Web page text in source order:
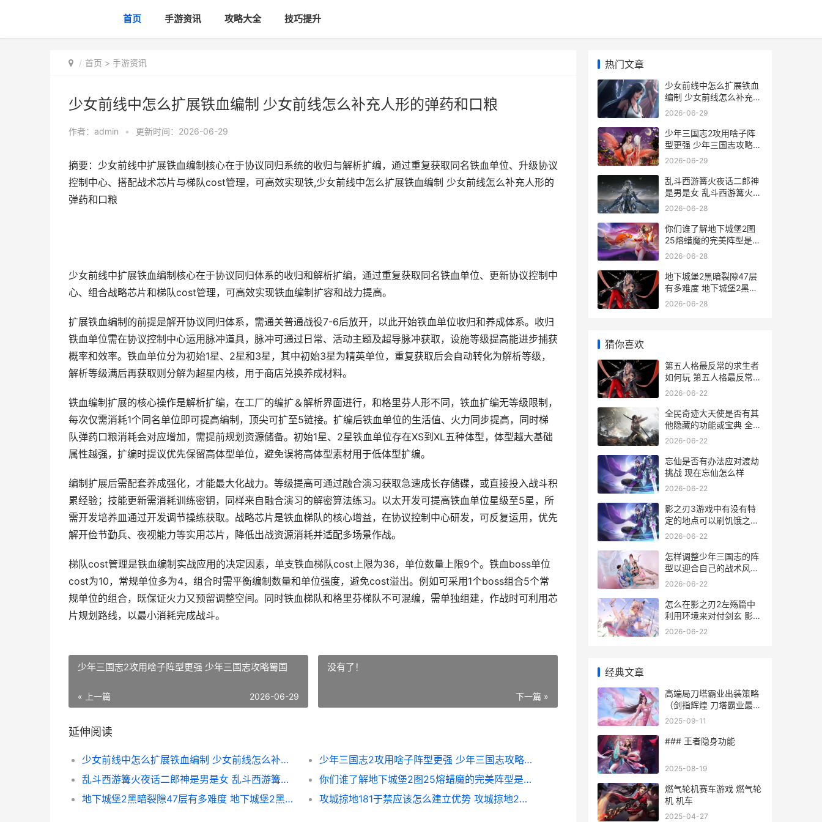
首页 手游资讯 攻略大全 技巧提升
首页 > 手游资讯
少女前线中怎么扩展铁血编制 少女前线怎么补充人形的弹药和口粮
作者： admin • 更新时间：2026-06-29
摘要：少女前线中扩展铁血编制核心在于协议同归系统的收归与解析扩编，通过重复获取同名铁血单位、升级协议
控制中心、搭配战术芯片与梯队cost管理，可高效实现铁,少女前线中怎么扩展铁血编制 少女前线怎么补充人形的
弹药和口粮
少女前线中扩展铁血编制核心在于协议同归体系的收归和解析扩编，通过重复获取同名铁血单位、更新协议控制中
心、组合战略芯片和梯队cost管理，可高效实现铁血编制扩容和战力提高。
扩展铁血编制的前提是解开协议同归体系，需通关普通战役7-6后放开，以此开始铁血单位收归和养成体系。收归
铁血单位需在协议控制中心运用脉冲道具，脉冲可通过日常、活动主题及超导脉冲获取，设施等级提高能进步捕获
概率和效率。铁血单位分为初始1星、2星和3星，其中初始3星为精英单位，重复获取后会自动转化为解析等级，
解析等级满后再获取则分解为超星内核，用于商店兑换养成材料。
铁血编制扩展的核心操作是解析扩编，在工厂的编扩＆解析界面进行，和格里芬人形不同，铁血扩编无等级限制，
每次仅需消耗1个同名单位即可提高编制，顶尖可扩至5链接。扩编后铁血单位的生活值、火力同步提高，同时梯
队弹药口粮消耗会对应增加，需提前规划资源储备。初始1星、2星铁血单位存在XS到XL五种体型，体型越大基础
属性越强，扩编时提议优先保留高体型单位，避免误将高体型素材用于低体型扩编。
编制扩展后需配套养成强化，才能最大化战力。等级提高可通过融合演习获取急速成长存储碟，或直接投入战斗积
累经验；技能更新需消耗训练密钥，同样来自融合演习的解密算法练习。以太开发可提高铁血单位星级至5星，所
需开发培养皿通过开发调节操练获取。战略芯片是铁血梯队的核心增益，在协议控制中心研发，可反复运用，优先
解开俭节勤兵、夜视能力等实用芯片，降低出战资源消耗并适配多场景作战。
梯队cost管理是铁血编制实战应用的决定因素，单支铁血梯队cost上限为36，单位数量上限9个。铁血boss单位
cost为10，常规单位多为4，组合时需平衡编制数量和单位强度，避免cost溢出。例如可采用1个boss组合5个常
规单位的组合，既保证火力又预留调整空间。同时铁血梯队和格里芬梯队不可混编，需单独组建，作战时可利用芯
片规划路线，以最小消耗完成战斗。
少年三国志2攻用啥子阵型更强 少年三国志攻略蜀国
« 上一篇 2026-06-29
没有了！
下一篇 »
延伸阅读
少女前线中怎么扩展铁血编制 少女前线怎么补充人形的弹药和口粮
少年三国志2攻用啥子阵型更强 少年三国志攻略蜀国
乱斗西游篝火夜话二郎神是男是女 乱斗西游篝火夜话
你们谁了解地下城堡2图25熔蜡魔的完美阵型是啥子 你可知道地下是什么样的吗
地下城堡2黑暗裂隙47层有多难度 地下城堡2黑暗裂隙在哪
攻城掠地181于禁应该怎么建立优势 攻城掠地258于禁副本怎么过
热门文章
少女前线中怎么扩展铁血
编制 少女前线怎么补充人
形的弹药和口粮
2026-06-29
少年三国志2攻用啥子阵
型更强 少年三国志攻略蜀
国
2026-06-29
乱斗西游篝火夜话二郎神
是男是女 乱斗西游篝火夜
话
2026-06-28
你们谁了解地下城堡2图
25熔蜡魔的完美阵型是啥
子 你可知道地下是什么样
2026-06-28
地下城堡2黑暗裂隙47层
有多难度 地下城堡2黑暗
裂隙在哪
2026-06-28
猜你喜欢
第五人格最反常的求生者
如何玩 第五人格最反常的
角色
2026-06-22
全民奇迹大天使是否有其
他隐藏的功能或宝典 全民
奇迹大天使武器十三介得
2026-06-22
忘仙是否有办法应对渡劫
挑战 现在忘仙怎么样
2026-06-22
影之刃3游戏中有没有特
定的地点可以刷饥饿之魔
腹 影之刃3 bwiki
2026-06-22
怎样调整少年三国志的阵
型以迎合自己的战术风格
少年怎么设置铃声
2026-06-22
怎么在影之刃2左殇篇中
利用环境来对付剑玄 影之
刃2新手攻略
2026-06-22
经典文章
高端局刀塔霸业出装策略
（剑指辉煌 刀塔霸业最新
强势阵容
2025-09-11
### 王者隐身功能
2025-08-19
燃气轮机赛车游戏 燃气轮
机 机车
2025-04-27